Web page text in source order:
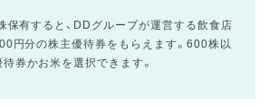
保有すると、DDグループが運営する飲食店
円分の株主優待券をもらえます。600株以
券かお米を選択できます。